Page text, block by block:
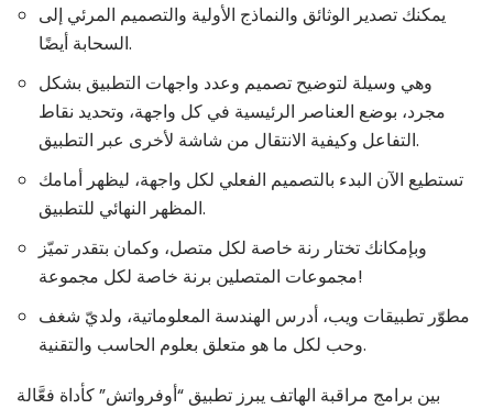
يمكنك تصدير الوثائق والنماذج الأولية والتصميم المرئي إلى
السحابة أيضًا.
وهي وسيلة لتوضيح تصميم وعدد واجهات التطبيق بشكل
مجرد، بوضع العناصر الرئيسية في كل واجهة، وتحديد نقاط
التفاعل وكيفية الانتقال من شاشة لأخرى عبر التطبيق.
تستطيع الآن البدء بالتصميم الفعلي لكل واجهة، ليظهر أمامك
المظهر النهائي للتطبيق.
وبإمكانك تختار رنة خاصة لكل متصل، وكمان بتقدر تميّز
مجموعات المتصلين برنة خاصة لكل مجموعة!
مطوّر تطبيقات ويب، أدرس الهندسة المعلوماتية، ولديّ شغف
وحب لكل ما هو متعلق بعلوم الحاسب والتقنية.
بين برامج مراقبة الهاتف يبرز تطبيق “أوفرواتش” كأداة فعَّالة